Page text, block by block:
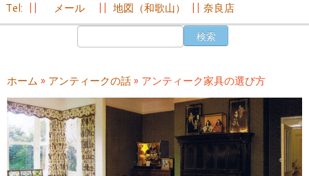
ン
へ
キ
ッ
プ
Tel: メール 地図（和歌山） 奈良店
ホーム » アンティークの話» アンティーク家具の選び方